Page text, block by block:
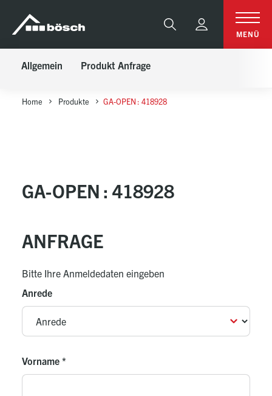
sr.skip-to.main-content
sr.skip-to.table-of-contents
sr.skip-to.main-navigation
Suche MENÜ
Allgemein Produkt Anfrage
Home Produkte GA-OPEN : 418928
GA-OPEN : 418928
ANFRAGE
Bitte Ihre Anmeldedaten eingeben
Anrede
Vorname *